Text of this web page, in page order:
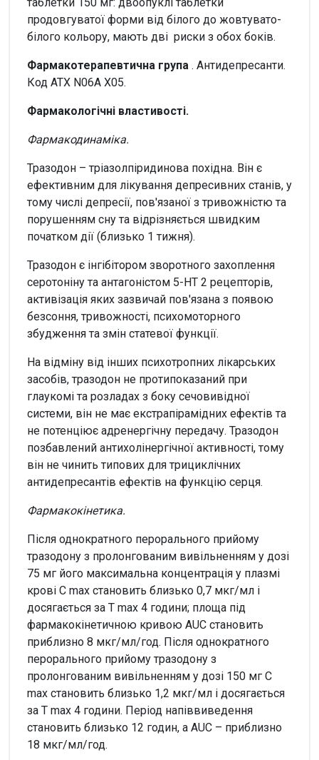
продовгуватої форми від білого до жовтувато-
білого кольору, мають дві риски з обох боків.
Фармакотерапевтична група . Антидепресанти.
Код АТХ N06A X05.
Фармакологічні властивості.
Фармакодинаміка.
Тразодон – тріазолпіридинова похідна. Він є
ефективним для лікування депресивних станів, у
тому числі депресії, пов'язаної з тривожністю та
порушенням сну та відрізняється швидким
початком дії (близько 1 тижня).
Тразодон є інгібітором зворотного захоплення
серотоніну та антагоністом 5-HT 2 рецепторів,
активізація яких зазвичай пов'язана з появою
безсоння, тривожності, психомоторного
збудження та змін статевої функції.
На відміну від інших психотропних лікарських
засобів, тразодон не протипоказаний при
глаукомі та розладах з боку сечовивідної
системи, він не має екстрапірамідних ефектів та
не потенціює адренергічну передачу. Тразодон
позбавлений антихолінергічної активності, тому
він не чинить типових для трициклічних
антидепресантів ефектів на функцію серця.
Фармакокінетика.
Після однократного перорального прийому
тразодону з пролонгованим вивільненням у дозі
75 мг його максимальна концентрація у плазмі
крові C max становить близько 0,7 мкг/мл і
досягається за T max 4 години; площа під
фармакокінетичною кривою AUC становить
приблизно 8 мкг/мл/год. Після однократного
перорального прийому тразодону з
пролонгованим вивільненням у дозі 150 мг C
max становить близько 1,2 мкг/мл і досягається
за T max 4 години. Період напіввиведення
становить близько 12 годин, а AUC – приблизно
18 мкг/мл/год.